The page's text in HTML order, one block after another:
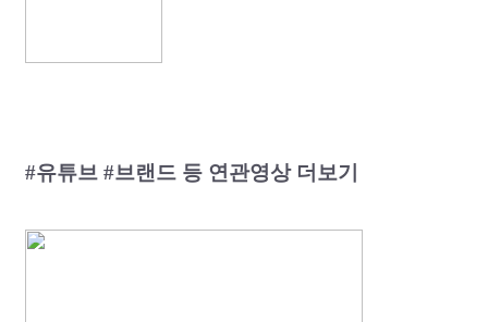
#유튜브 #브랜드 등 연관영상 더보기